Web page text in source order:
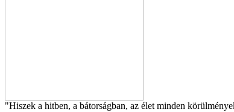
"Hiszek a hitben, a bátorságban, az élet minden